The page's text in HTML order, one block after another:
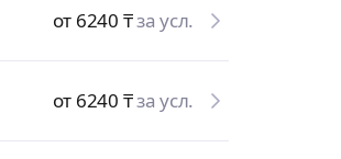
от 6240 ₸за усл.
от 6240 ₸за усл.